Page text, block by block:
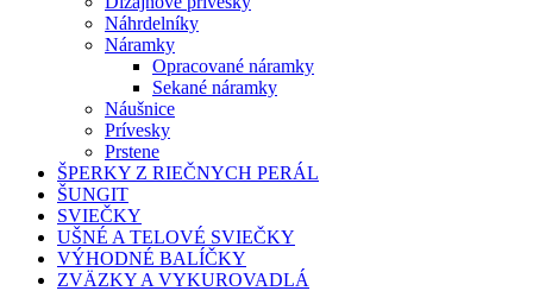
Náhrdelníky
Náramky
Opracované náramky
Sekané náramky
Náušnice
Prívesky
Prstene
ŠPERKY Z RIEČNYCH PERÁL
ŠUNGIT
SVIEČKY
UŠNÉ A TELOVÉ SVIEČKY
VÝHODNÉ BALÍČKY
ZVÄZKY A VYKUROVADLÁ